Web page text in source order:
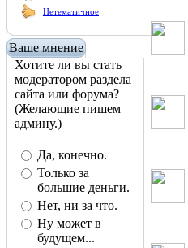
Нетематичное
Ваше мнение
Хотите ли вы стать
модератором раздела
сайта или форума?
(Желающие пишем
админу.)
Да, конечно.
Только за
большие деньги.
Нет, ни за что.
Ну может в
будущем...